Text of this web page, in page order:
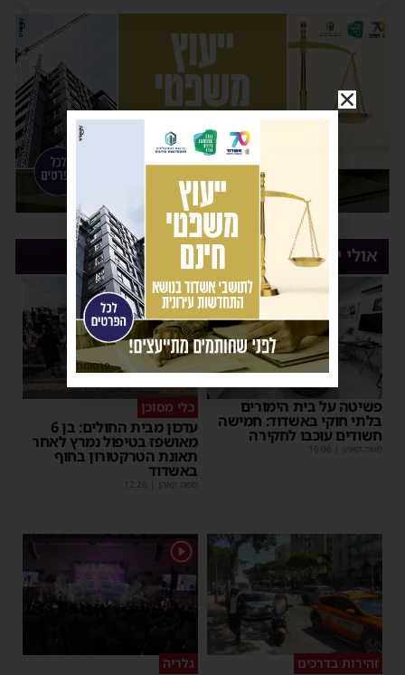
אולי יעניין אותך
פשיטה על בית הימורים
בלתי חוקי באשדוד: חמישה
חשודים עוכבו לחקירה
משה קאהן
כלי מסוכן
עדכון מבית החולים: בן 6
מאושפז בטיפול נמרץ לאחר
תאונת הטרקטורון בחוף
באשדוד
משה קאהן
זהירות בדרכים
1
גלריה
פרסומת